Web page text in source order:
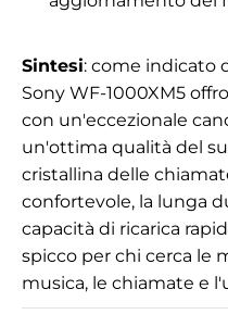
Sintesi: come indicato
Sony WF-1000XM5
con un'eccezionale
un'ottima qualità del
cristallina delle
confortevole, la lunga
capacità di ricarica
spicco per chi cerca le
musica, le chiamate e